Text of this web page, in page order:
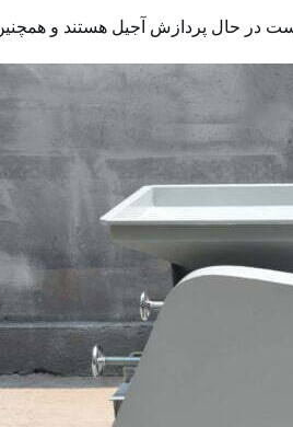
حال پردازش آجیل هستند و همچنین